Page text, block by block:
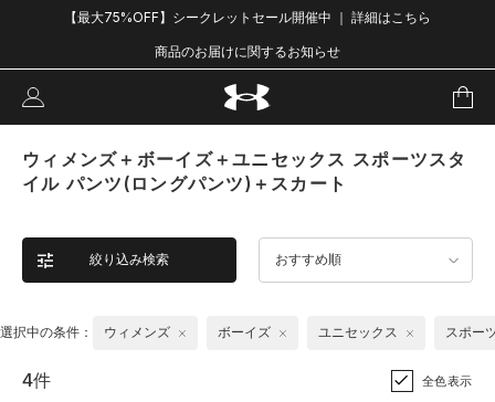
【最大75%OFF】シークレットセール開催中 ｜ 詳細はこちら
商品のお届けに関するお知らせ
ウィメンズ＋ボーイズ＋ユニセックス スポーツスタ
イル パンツ(ロングパンツ)＋スカート
絞り込み検索 おすすめ順
選択中の条件： ウィメンズ ボーイズ ユニセックス スポー
4件 全色表示